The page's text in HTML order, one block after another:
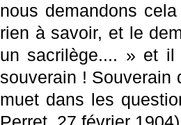
nous demandons
rien à savoir, et le
un sacrilège.... » et
souverain ! Souverain
muet dans les